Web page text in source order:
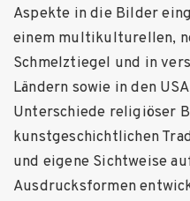
Aspekte in die Bilder
einem multikulturellen,
Schmelztiegel und in
Ländern sowie in den
Unterschiede religiöser
kunstgeschichtlichen
und eigene Sichtweise
Ausdrucksformen